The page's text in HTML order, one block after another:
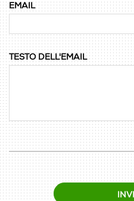
EMAIL
TESTO DELL'EMAIL